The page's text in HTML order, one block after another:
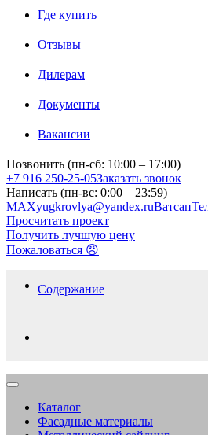
Где купить
Отзывы
Дилерам
Документы
Вакансии
Позвонить (пн-сб: 10:00 – 17:00)
+7 916 250-25-05Заказать звонок
Написать (пн-вс: 0:00 – 23:59)
MAXyugkrovlya@yandex.ruВатсап
Просчитать проект
Получить лучшую цену
Пожаловаться 😠
Содержание
Каталог
Фасадные материалы